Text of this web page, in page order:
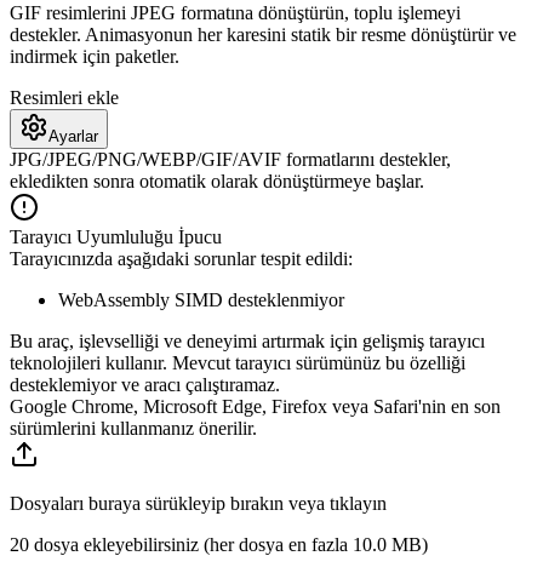
GIF resimlerini JPEG formatına dönüştürün, toplu işlemeyi
destekler. Animasyonun her karesini statik bir resme dönüştürür ve
indirmek için paketler.
Resimleri ekle
Ayarlar
JPG/JPEG/PNG/WEBP/GIF/AVIF formatlarını destekler,
ekledikten sonra otomatik olarak dönüştürmeye başlar.
Tarayıcı Uyumluluğu İpucu
Tarayıcınızda aşağıdaki sorunlar tespit edildi:
WebAssembly SIMD desteklenmiyor
Bu araç, işlevselliği ve deneyimi artırmak için gelişmiş tarayıcı
teknolojileri kullanır. Mevcut tarayıcı sürümünüz bu özelliği
desteklemiyor ve aracı çalıştıramaz.
Google Chrome, Microsoft Edge, Firefox veya Safari'nin en son
sürümlerini kullanmanız önerilir.
Dosyaları buraya sürükleyip bırakın veya tıklayın
20 dosya ekleyebilirsiniz (her dosya en fazla 10.0 MB)